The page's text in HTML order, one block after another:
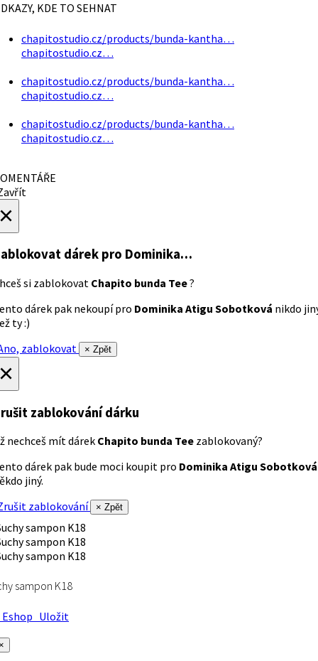
KDE TO SEHNAT
chapitostudio.cz/products/bunda-kantha…
chapitostudio.cz…
chapitostudio.cz/products/bunda-kantha…
chapitostudio.cz…
chapitostudio.cz/products/bunda-kantha…
chapitostudio.cz…
dárek pro Dominika…
si zablokovat Chapito bunda Tee?
dárek pak nekoupí pro Dominika Atigu Sobotková nikdo
ty :)
zablokovat
× Zpět
zablokování dárku
nechceš mít dárek Chapito bunda Tee zablokovaný?
dárek pak bude moci koupit pro Dominika Atigu Sobotková
jiný.
zablokování
× Zpět
sampon K18
Uložit